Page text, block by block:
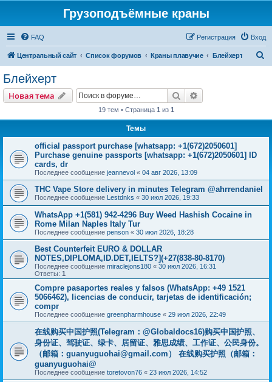
Грузоподъёмные краны
FAQ Вход
Регистрация
Центральный сайт Список форумов Краны плавучие Блейхерт
Блейхерт
Новая тема Поиск
19 тем • Страница 1 из 1
Темы
official passport purchase [whatsapp: +1(672)2050601]
Purchase genuine passports [whatsapp: +1(672)2050601] ID
cards, dr
Последнее сообщение jeannevol « 04 авг 2026, 13:09
THC Vape Store delivery in minutes Telegram @ahrrendaniel
Последнее сообщение Lestdnks « 30 июл 2026, 19:33
WhatsApp +1(581) 942-4296 Buy Weed Hashish Cocaine in
Rome Milan Naples Italy Tur
Последнее сообщение penson « 30 июл 2026, 18:28
Best Counterfeit EURO & DOLLAR
NOTES,DIPLOMA,ID.DET,IELTS?](+27(838-80-8170)
Последнее сообщение miraclejons180 « 30 июл 2026, 16:31
Ответы: 1
Compre pasaportes reales y falsos (WhatsApp: +49 1521
5066462), licencias de conducir, tarjetas de identificación;
compr
Последнее сообщение greenpharmhouse « 29 июл 2026, 22:49
在线购买中国护照(Telegram：@Globaldocs16)购买中国护照、
身份证、驾驶证、绿卡、居留证、雅思成绩、工作证、公民身份。
（邮箱： guanyuguohai@gmail.com ） 在线购买护照（邮箱：
guanyuguohai@
Последнее сообщение toretovon76 « 23 июл 2026, 14:52